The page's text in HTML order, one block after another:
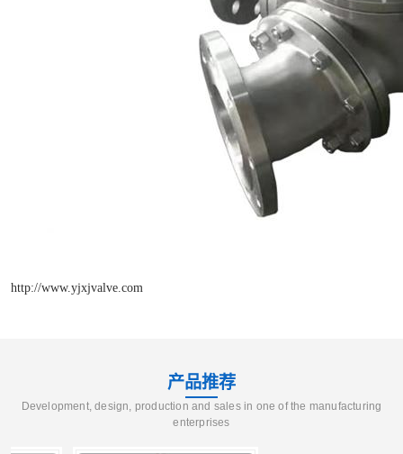
http://www.yjxjvalve.com
产品推荐
Development, design, production and sales in one of the manufacturing
enterprises